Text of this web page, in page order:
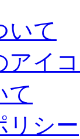
いて
アイ
て
リシー